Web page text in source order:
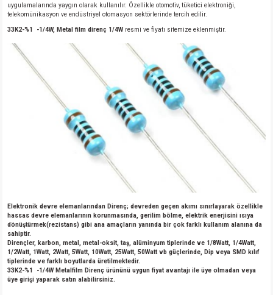
uygulamalarında yaygın olarak kullanılır. Özellikle otomotiv, tüketici elektroniği,
telekomünikasyon ve endüstriyel otomasyon sektörlerinde tercih edilir.
33K2-%1 -1/4W, Metal film direnç 1/4Wresmi ve fiyatı sitemize eklenmiştir.
Elektronik devre elemanlarından Direnç; devreden geçen akımı sınırlayarak özellikle
hassas devre elemanlarının korunmasında, gerilim bölme, elektrik enerjisini ısıya
dönüştürmek(rezistans) gibi ana amaçların yanında bir çok farklı kullanım alanına da
sahiptir.
Dirençler, karbon, metal, metal-oksit, taş, alüminyum tiplerinde ve 1/8Watt, 1/4Watt,
1/2Watt, 1Watt, 2Watt, 5Watt, 10Watt, 25Watt, 50Watt vb güçlerinde, Dip veya SMD kılıf
tiplerinde ve farklı boyutlarda üretilmektedir.
33K2-%1 -1/4W Metalfilm Direnç ürününü uygun fiyat avantajı ile üye olmadan veya
üye girişi yaparak satın alabilirsiniz.